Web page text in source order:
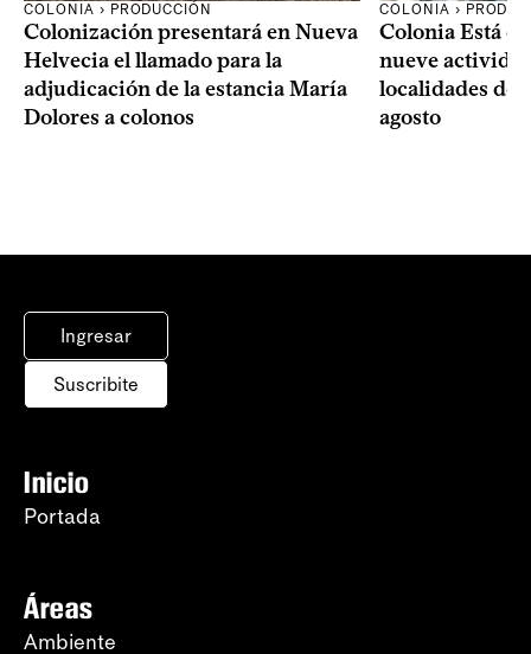
COLONIA › PRODUCCIÓN
Colonización presentará en Nueva
Helvecia el llamado para la
adjudicación de la estancia María
Dolores a colonos
COLONIA ›
Colonia Está
nueve
localidades del
agosto
Ingresar
Suscribite
Inicio
Portada
Áreas
Ambiente